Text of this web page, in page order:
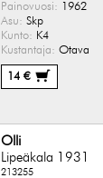
Painovuosi: 1962
Asu: Skp
Kunto: K4
Kustantaja: Otava
14 €
Olli
Lipeäkala 1931
213255